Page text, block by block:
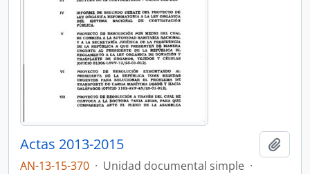
Actas 2013-2015
AN-13-15-370 · Unidad documental simple ·